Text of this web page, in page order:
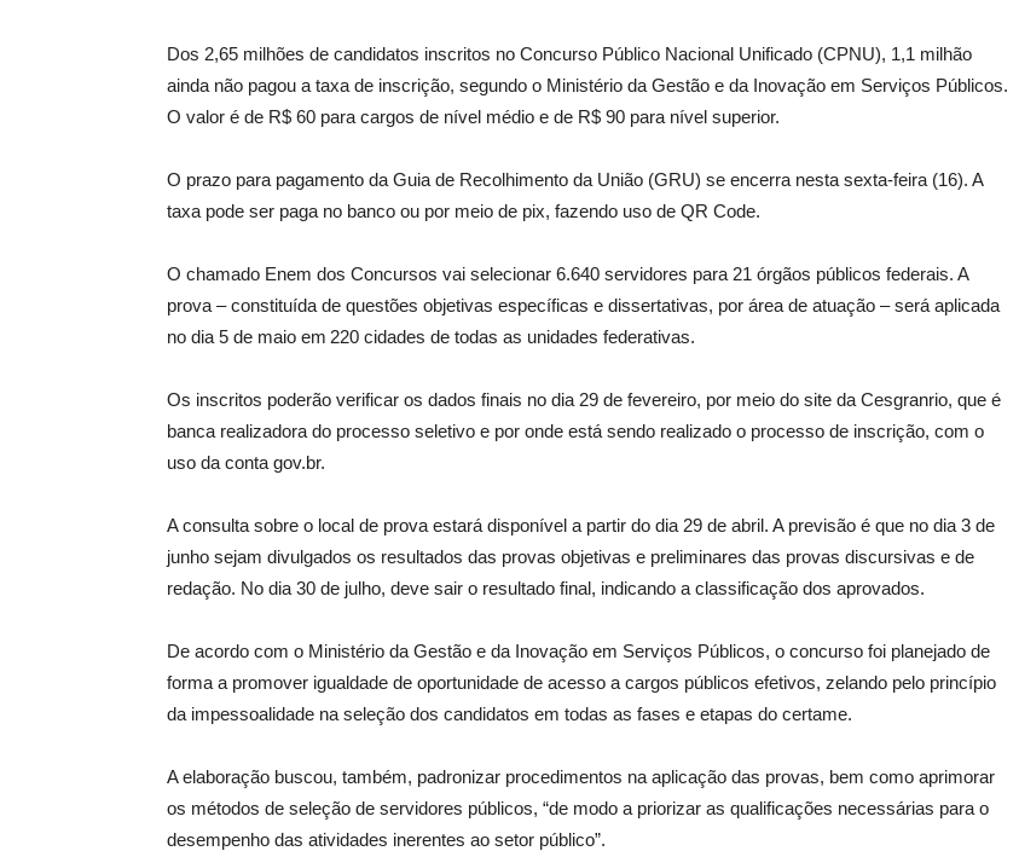
Dos 2,65 milhões de candidatos inscritos no Concurso Público Nacional Unificado (CPNU), 1,1 milhão
ainda não pagou a taxa de inscrição, segundo o Ministério da Gestão e da Inovação em Serviços Públicos.
O valor é de R$ 60 para cargos de nível médio e de R$ 90 para nível superior.
O prazo para pagamento da Guia de Recolhimento da União (GRU) se encerra nesta sexta-feira (16). A
taxa pode ser paga no banco ou por meio de pix, fazendo uso de QR Code.
O chamado Enem dos Concursos vai selecionar 6.640 servidores para 21 órgãos públicos federais. A
prova – constituída de questões objetivas específicas e dissertativas, por área de atuação – será aplicada
no dia 5 de maio em 220 cidades de todas as unidades federativas.
Os inscritos poderão verificar os dados finais no dia 29 de fevereiro, por meio do site da Cesgranrio, que é
banca realizadora do processo seletivo e por onde está sendo realizado o processo de inscrição, com o
uso da conta gov.br.
A consulta sobre o local de prova estará disponível a partir do dia 29 de abril. A previsão é que no dia 3 de
junho sejam divulgados os resultados das provas objetivas e preliminares das provas discursivas e de
redação. No dia 30 de julho, deve sair o resultado final, indicando a classificação dos aprovados.
De acordo com o Ministério da Gestão e da Inovação em Serviços Públicos, o concurso foi planejado de
forma a promover igualdade de oportunidade de acesso a cargos públicos efetivos, zelando pelo princípio
da impessoalidade na seleção dos candidatos em todas as fases e etapas do certame.
A elaboração buscou, também, padronizar procedimentos na aplicação das provas, bem como aprimorar
os métodos de seleção de servidores públicos, “de modo a priorizar as qualificações necessárias para o
desempenho das atividades inerentes ao setor público”.